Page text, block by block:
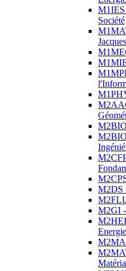
M1IES
Société
M2DS
M2GI